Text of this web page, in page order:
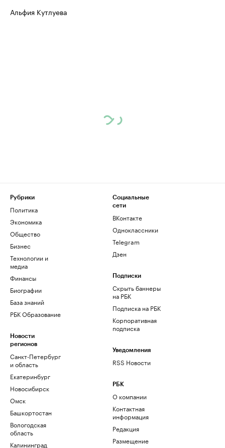
Альфия Кутлуева
Рубрики
Политика
Экономика
Общество
Бизнес
Технологии и
медиа
Финансы
Биографии
База знаний
РБК Образование
Новости
регионов
Санкт-Петербург
и область
Екатеринбург
Новосибирск
Омск
Башкортостан
Вологодская
область
Калининград
Социальные
сети
ВКонтакте
Одноклассники
Telegram
Дзен
Подписки
Скрыть баннеры
на РБК
Подписка на РБК
Корпоративная
подписка
Уведомления
RSS Новости
РБК
О компании
Контактная
информация
Редакция
Размещение